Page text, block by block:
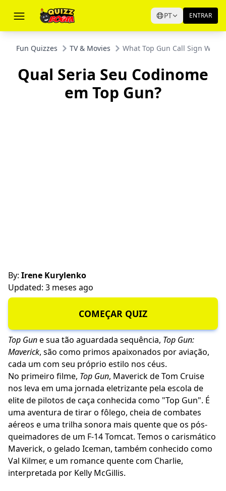
PT ENTRAR
Fun Quizzes TV & Movies What Top Gun Call Sign
Qual Seria Seu Codinome
em Top Gun?
By: Irene Kurylenko
Updated: 3 meses ago
COMEÇAR QUIZ
Top Gune sua tão aguardada sequência, Top Gun:
Maverick, são como primos apaixonados por aviação,
cada um com seu próprio estilo nos céus.
No primeiro filme, Top Gun, Maverick de Tom Cruise
nos leva em uma jornada eletrizante pela escola de
elite de pilotos de caça conhecida como "Top Gun". É
uma aventura de tirar o fôlego, cheia de combates
aéreos e uma trilha sonora mais quente que os pós-
queimadores de um F-14 Tomcat. Temos o carismático
Maverick, o gelado Iceman, também conhecido como
Val Kilmer, e um romance quente com Charlie,
interpretada por Kelly McGillis.